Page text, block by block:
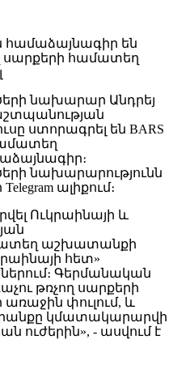
նախարար Անդրեյ
ստորագրել են BARS
նախարարությունն
ալիքում։
Ուկրաինայի և
աշխատանքի
հետ»
Գերմանական
թռչող սարքերի
փուլում, և
կմատակարարվի
ուժերին», - ասվում է